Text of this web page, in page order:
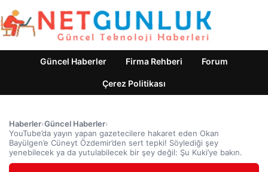
Güncel Haberler Firma Rehberi Forum
Çerez Politikası
Haberler›Güncel Haberler›
YouTube’da yayın yapan gazetecilere hakaret eden Okan
Bayülgen’e Cüneyt Özdemir’den sert tepki! Söylediği şey
yenebilecek ya da yutulabilecek bir şey değil: Şu Kuki’ye bakın.